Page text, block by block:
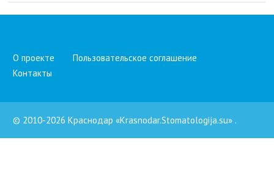
О проекте
Пользовательское соглашение
Контакты
© 2010-2026 Краснодар «Krasnodar.Stomatologija.su» .